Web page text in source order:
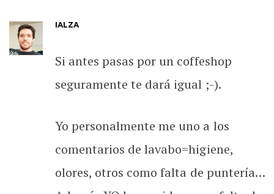
IALZA
Si antes pasas por un coffeshop
seguramente te dará igual ;-).
Yo personalmente me uno a los
comentarios de lavabo=higiene,
olores, otros como falta de puntería…